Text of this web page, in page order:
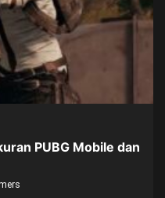
PUBG Mobile dan